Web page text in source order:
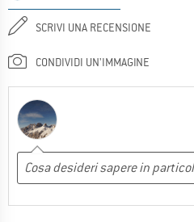
SCRIVI UNA RECENSIONE
CONDIVIDI UN'IMMAGINE